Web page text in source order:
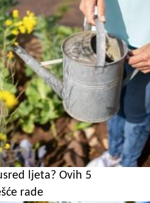
ljeta? Ovih 5
rade